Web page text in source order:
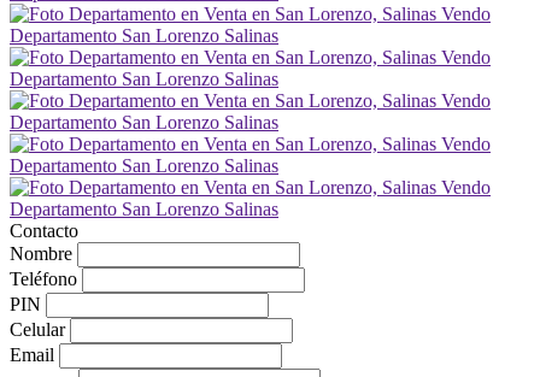
Contacto
Nombre
Teléfono
PIN
Celular
Email